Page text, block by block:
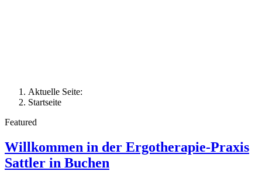
Aktuelle Seite:
Startseite
Featured
Willkommen in der Ergotherapie-Praxis
Sattler in Buchen